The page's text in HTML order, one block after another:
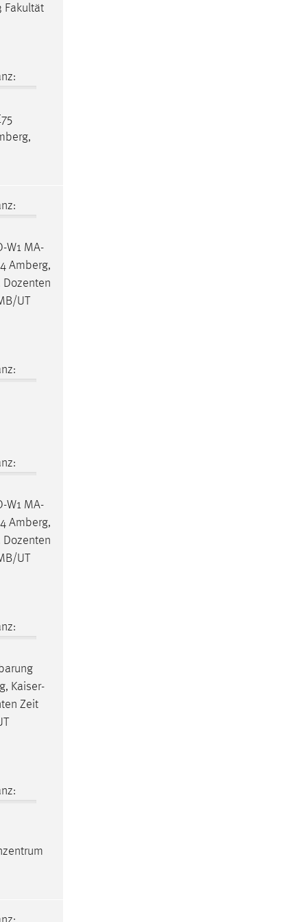
Fakultät
W1 MA-
Amberg,
Dozenten
UT
W1 MA-
Amberg,
Dozenten
UT
Kaiser-
Zeit